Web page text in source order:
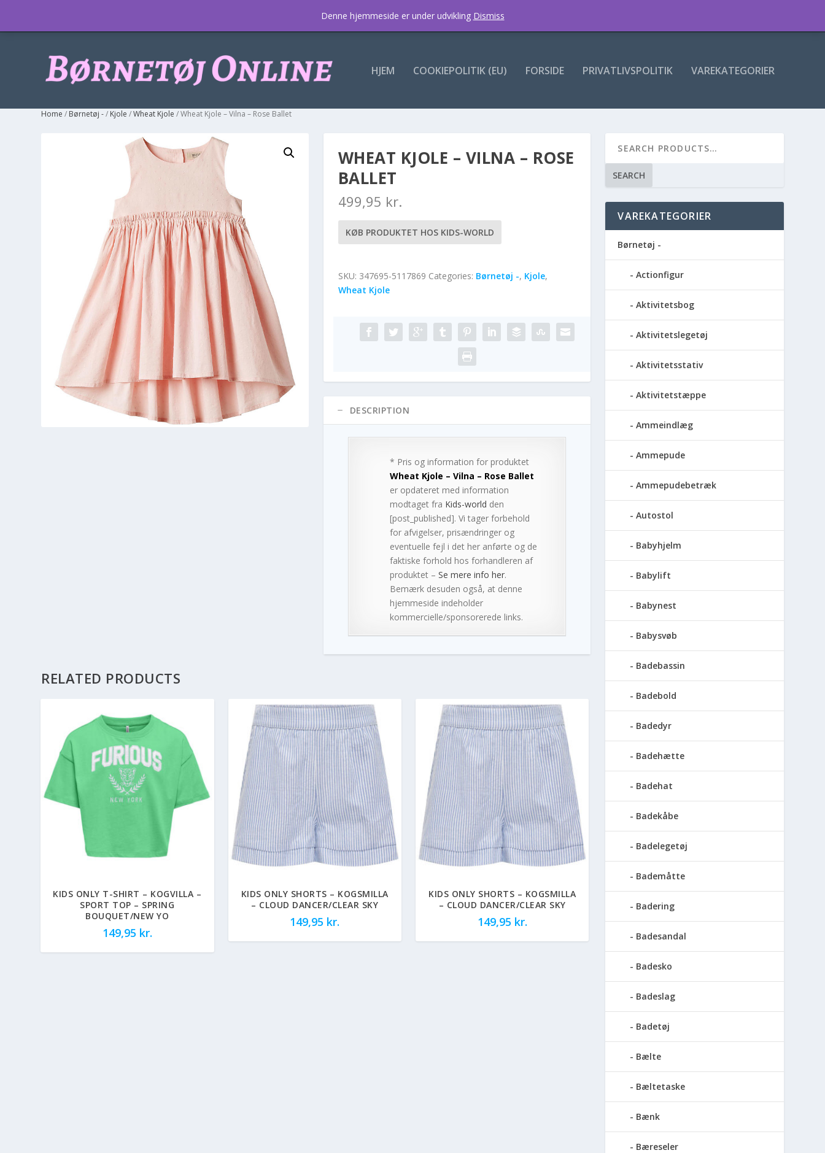
HJEM COOKIEPOLITIK (EU) FORSIDE PRIVATLIVSPOLITIK VAREKATEGORIER
Home / Børnetøj -/ Kjole /Wheat Kjole / Wheat Kjole – Vilna – Rose Ballet
WHEAT KJOLE – VILNA – ROSE
BALLET
499,95 kr.
KØB PRODUKTET HOS KIDS-WORLD
SKU: 347695-5117869 Categories: Børnetøj -, Kjole,
Wheat Kjole
DESCRIPTION
* Pris og information for produktet
Wheat Kjole – Vilna – Rose Ballet
er opdateret med information
modtaget fra Kids-world den
[post_published]. Vi tager forbehold
for afvigelser, prisændringer og
eventuelle fejl i det her anførte og de
faktiske forhold hos forhandleren af
produktet – Se mere info her.
Bemærk desuden også, at denne
hjemmeside indeholder
kommercielle/sponsorerede links.
RELATED PRODUCTS
KIDS ONLY T-SHIRT – KOGVILLA –
SPORT TOP – SPRING
BOUQUET/NEW YO
149,95 kr.
KIDS ONLY SHORTS – KOGSMILLA
– CLOUD DANCER/CLEAR SKY
149,95 kr.
KIDS ONLY SHORTS – KOGSMILLA
– CLOUD DANCER/CLEAR SKY
149,95 kr.
SEARCH
VAREKATEGORIER
Børnetøj -
Actionfigur
Aktivitetsbog
Aktivitetslegetøj
Aktivitetsstativ
Aktivitetstæppe
Ammeindlæg
Ammepude
Ammepudebetræk
Autostol
Babyhjelm
Babylift
Babynest
Babysvøb
Badebassin
Badebold
Badedyr
Badehætte
Badehat
Badekåbe
Badelegetøj
Bademåtte
Badering
Badesandal
Badesko
Badeslag
Badetøj
Bælte
Bæltetaske
Bænk
Bæreseler
Denne hjemmeside er under udvikling Dismiss